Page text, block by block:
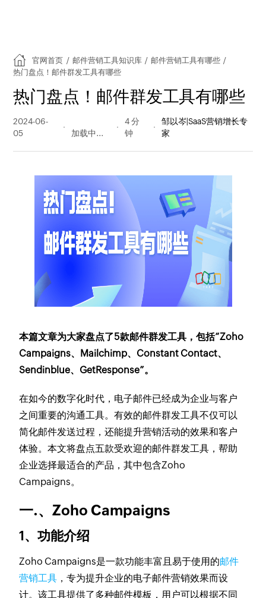
官网首页 / 邮件营销工具知识库 / 邮件营销工具有哪些 /
热门盘点！邮件群发工具有哪些
热门盘点！邮件群发工具有哪些
2024-06-
05
量
4 分
钟
邹以岑|SaaS营销增长专
家
本篇文章为大家盘点了5款邮件群发工具，包括“Zoho
Campaigns、Mailchimp、Constant Contact、
Sendinblue、GetResponse”。
在如今的数字化时代，电子邮件已经成为企业与客户
之间重要的沟通工具。有效的邮件群发工具不仅可以
简化邮件发送过程，还能提升营销活动的效果和客户
体验。本文将盘点五款受欢迎的邮件群发工具，帮助
企业选择最适合的产品，其中包含Zoho
Campaigns。
一.、Zoho Campaigns
1、功能介绍
Zoho Campaigns是一款功能丰富且易于使用的邮件
营销工具 ，专为提升企业的电子邮件营销效果而设
计。该工具提供了多种邮件模板，用户可以根据不同